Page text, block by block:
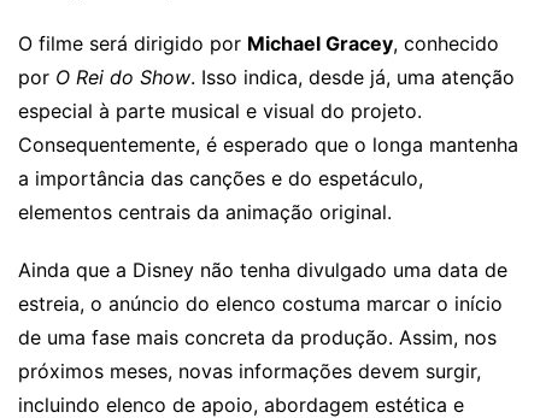
O filme será dirigido por Michael Gracey, conhecido
por O Rei do Show. Isso indica, desde já, uma atenção
especial à parte musical e visual do projeto.
Consequentemente, é esperado que o longa mantenha
a importância das canções e do espetáculo,
elementos centrais da animação original.
Ainda que a Disney não tenha divulgado uma data de
estreia, o anúncio do elenco costuma marcar o início
de uma fase mais concreta da produção. Assim, nos
próximos meses, novas informações devem surgir,
incluindo elenco de apoio, abordagem estética e